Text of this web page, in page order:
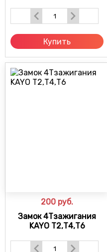
Купить
200 руб.
Замок 4Тзажигания
KAYO Т2,Т4,Т6